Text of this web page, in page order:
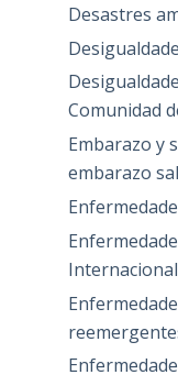
Desastres
Comunidad
Embarazo y
embarazo
Internacional